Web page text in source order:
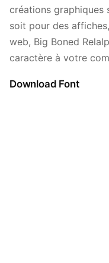
créations graphiques
soit pour des
web, Big Boned
caractère à votre
Download Font